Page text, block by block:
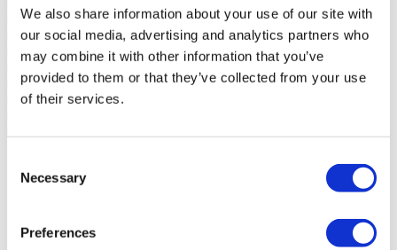
We also share information about your use of our site with
our social media, advertising and analytics partners who
may combine it with other information that you’ve
provided to them or that they’ve collected from your use
of their services.
Selection
Necessary
Preferences
Sintra, Sintra, 5.770.000 €
102250082)